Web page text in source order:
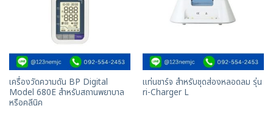
เครื่องวัดความดัน BP Digital
Model 680E สำหรับสถานพยาบาล
หรือคลีนิค
แท่นชาร์จ สำหรับชุดส่องหลอดลม รุ่น
ri-Charger L